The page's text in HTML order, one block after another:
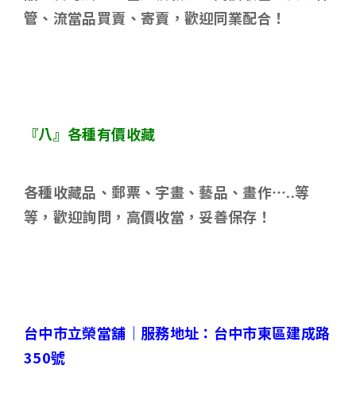
管、流當品買賣、寄賣，歡迎同業配合！
『八』各種有價收藏
各種收藏品、郵票、字畫、藝品、畫作…..等
等，歡迎詢問，高價收當，妥善保存！
台中市立榮當舖｜ 服務地址：台中市東區建成路
350號